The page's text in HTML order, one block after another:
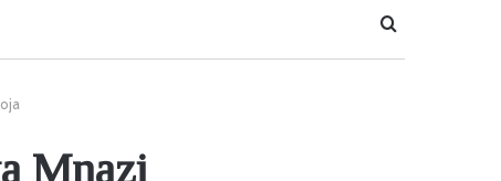
Tafuta
Mnazi